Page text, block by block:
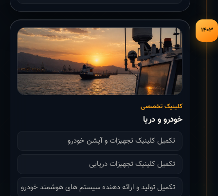
۱۴۰۳
کلینیک تخصصی
خودرو و دریا
تکمیل کلینیک تجهیزات و آپشن خودرو
تکمیل کلینیک تجهیزات دریایی
تکمیل تولید و ارائه دهنده سیستم های هوشمند خودرو